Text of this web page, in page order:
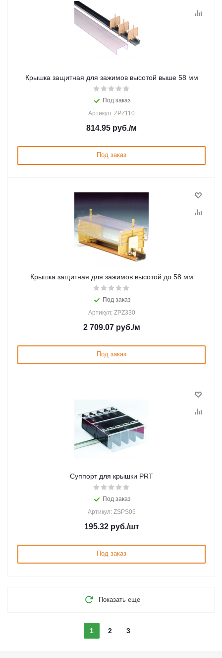
Крышка защитная для зажимов высотой выше 58 мм
Под заказ
Артикул: ZPZ110
814.95 руб./м
Под заказ
Крышка защитная для зажимов высотой до 58 мм
Под заказ
Артикул: ZPZ330
2 709.07руб./м
Под заказ
Суппорт для крышки PRT
Под заказ
Артикул: ZSPS05
195.32руб./шт
Под заказ
Показать еще
1 2 3